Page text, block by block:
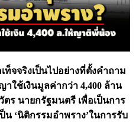
ท็จจริงเป็นไปอย่างที่ตั้งคำถาม
ใช้เงินมูลค่ากว่า 4,400 ล้าน
ร นายกรัฐมนตรี เพื่อเป็นการ
‘นิติกรรมอำพราง’ในการรับ